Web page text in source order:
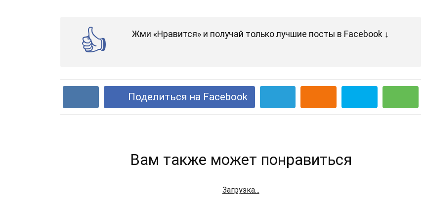
Жми «Нравится» и получай только лучшие посты в Facebook ↓
Поделиться на Facebook
Вам также может понравиться
Загрузка...